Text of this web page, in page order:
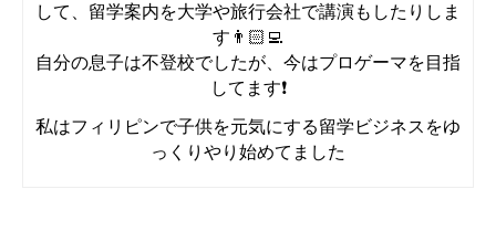
して、留学案内を大学や旅行会社で講演もしたりしま
す👨🏻‍💻
自分の息子は不登校でしたが、今はプロゲーマを目指
してます❗️
私はフィリピンで子供を元気にする留学ビジネスをゆ
っくりやり始めてました